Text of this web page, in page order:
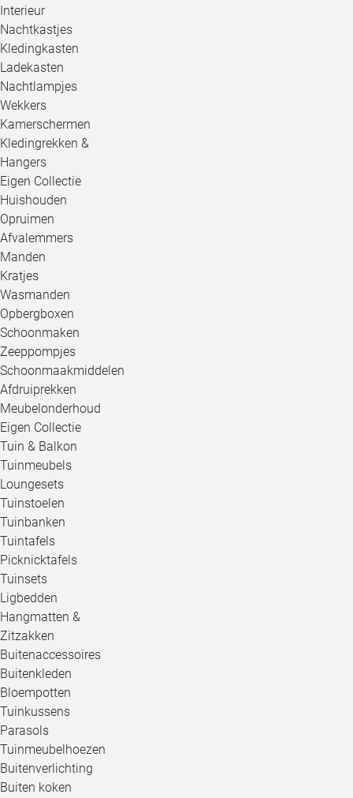
Interieur
Nachtkastjes
Kledingkasten
Ladekasten
Nachtlampjes
Wekkers
Kamerschermen
Kledingrekken &
Hangers
Eigen Collectie
Huishouden
Opruimen
Afvalemmers
Manden
Kratjes
Wasmanden
Opbergboxen
Schoonmaken
Zeeppompjes
Schoonmaakmiddelen
Afdruiprekken
Meubelonderhoud
Eigen Collectie
Tuin & Balkon
Tuinmeubels
Loungesets
Tuinstoelen
Tuinbanken
Tuintafels
Picknicktafels
Tuinsets
Ligbedden
Hangmatten &
Zitzakken
Buitenaccessoires
Buitenkleden
Bloempotten
Tuinkussens
Parasols
Tuinmeubelhoezen
Buitenverlichting
Buiten koken